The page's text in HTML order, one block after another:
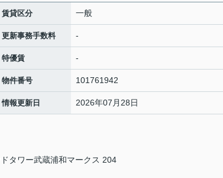
賃貸区分 一般
更新事務手数料 -
特優賃 -
物件番号 101761942
情報更新日 2026年07月28日
タワー武蔵浦和マークス 204